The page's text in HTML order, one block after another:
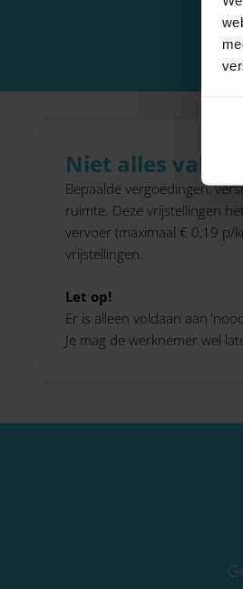
Niet alles valt
Bepaalde vergoedingen,
ruimte. Deze vrijstellingen
vervoer (maximaal € 0,19 p/
vrijstellingen.
Let op!
Er is alleen voldaan aan
Je mag de werknemer wel